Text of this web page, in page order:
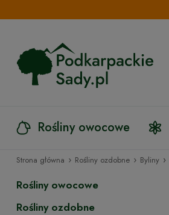
Rośliny owocowe
Strona główna › Rośliny ozdobne › Byliny ›
Rośliny owocowe
Rośliny ozdobne